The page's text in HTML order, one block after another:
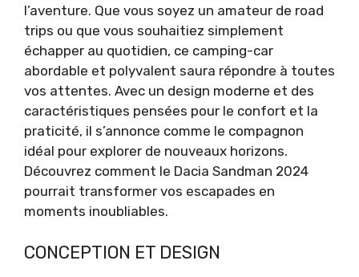
l’aventure. Que vous soyez un amateur de road
trips ou que vous souhaitiez simplement
échapper au quotidien, ce camping-car
abordable et polyvalent saura répondre à toutes
vos attentes. Avec un design moderne et des
caractéristiques pensées pour le confort et la
praticité, il s’annonce comme le compagnon
idéal pour explorer de nouveaux horizons.
Découvrez comment le Dacia Sandman 2024
pourrait transformer vos escapades en
moments inoubliables.
CONCEPTION ET DESIGN